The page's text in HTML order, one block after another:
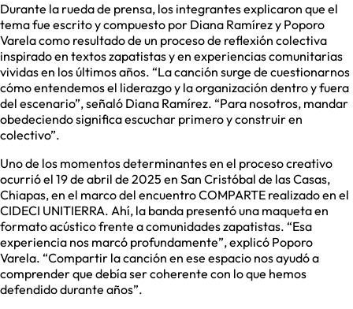
Durante la rueda de prensa, los integrantes explicaron que el
tema fue escrito y compuesto por Diana Ramírez y Poporo
Varela como resultado de un proceso de reflexión colectiva
inspirado en textos zapatistas y en experiencias comunitarias
vividas en los últimos años. “La canción surge de cuestionarnos
cómo entendemos el liderazgo y la organización dentro y fuera
del escenario”, señaló Diana Ramírez. “Para nosotros, mandar
obedeciendo significa escuchar primero y construir en
colectivo”.
Uno de los momentos determinantes en el proceso creativo
ocurrió el 19 de abril de 2025 en San Cristóbal de las Casas,
Chiapas, en el marco del encuentro COMPARTE realizado en el
CIDECI UNITIERRA. Ahí, la banda presentó una maqueta en
formato acústico frente a comunidades zapatistas. “Esa
experiencia nos marcó profundamente”, explicó Poporo
Varela. “Compartir la canción en ese espacio nos ayudó a
comprender que debía ser coherente con lo que hemos
defendido durante años”.